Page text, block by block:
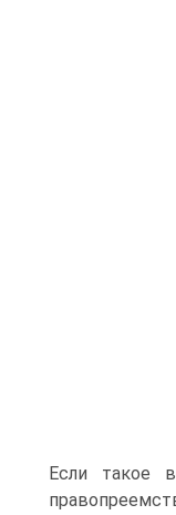
Если такое